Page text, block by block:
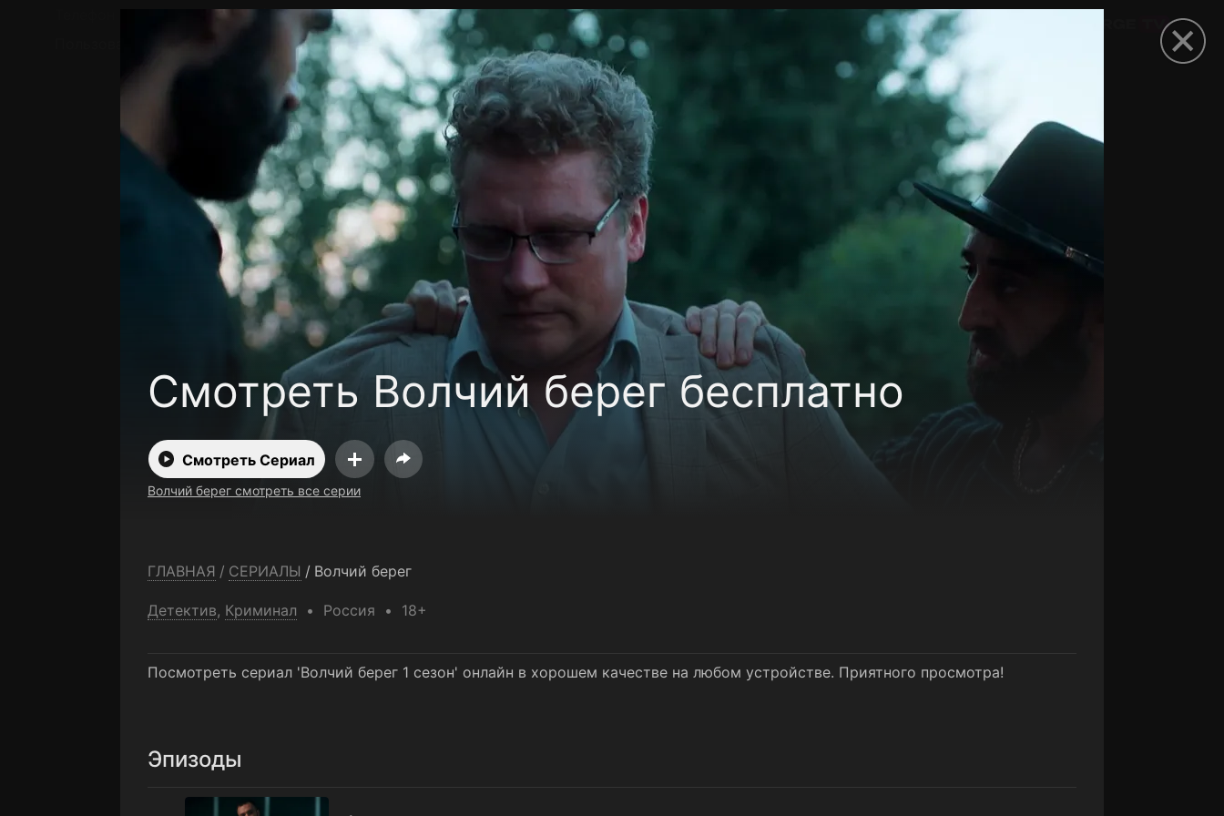
Смотреть Волчий берег бесплатно
Смотреть Сериал
Волчий берег смотреть все серии
ГЛАВНАЯ / СЕРИАЛЫ / Волчий берег
Детектив, Криминал Россия 18+
Посмотреть сериал 'Волчий берег 1 сезон' онлайн в хорошем качестве на любом устройстве. Приятного просмотра!
Эпизоды
1 серия
+7 (727) 323 10 92
Пользовательское соглашение
Политика конфиденциальности Открыть приложение